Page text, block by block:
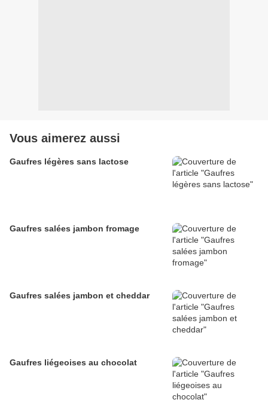
Vous aimerez aussi
Gaufres légères sans lactose
Gaufres salées jambon fromage
Gaufres salées jambon et cheddar
Gaufres liégeoises au chocolat